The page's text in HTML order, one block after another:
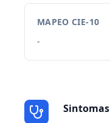
MAPEO CIE-10
-
Sintomas